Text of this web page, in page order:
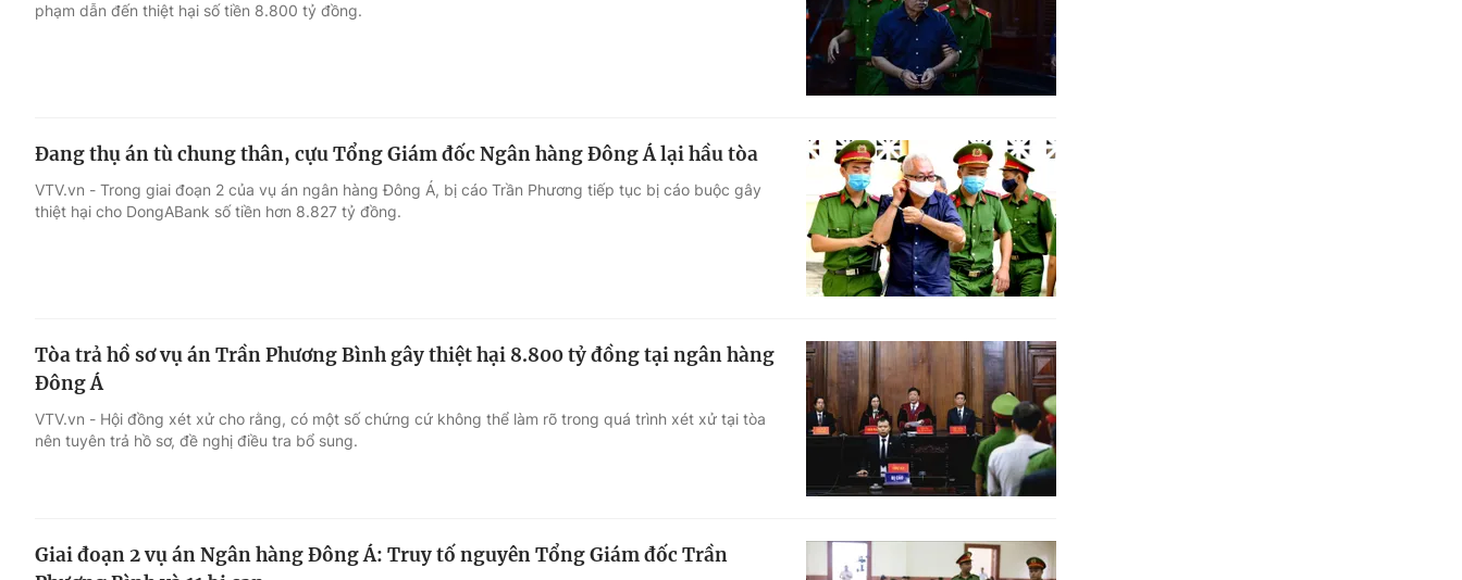
phạm dẫn đến thiệt hại số tiền 8.800 tỷ đồng.
Đang thụ án tù chung thân, cựu Tổng Giám đốc Ngân hàng Đông Á lại hầu tòa
VTV.vn - Trong giai đoạn 2 của vụ án ngân hàng Đông Á, bị cáo Trần Phương tiếp tục bị cáo buộc gây
thiệt hại cho DongABank số tiền hơn 8.827 tỷ đồng.
Tòa trả hồ sơ vụ án Trần Phương Bình gây thiệt hại 8.800 tỷ đồng tại ngân hàng
Đông Á
VTV.vn - Hội đồng xét xử cho rằng, có một số chứng cứ không thể làm rõ trong quá trình xét xử tại tòa
nên tuyên trả hồ sơ, đề nghị điều tra bổ sung.
Giai đoạn 2 vụ án Ngân hàng Đông Á: Truy tố nguyên Tổng Giám đốc Trần